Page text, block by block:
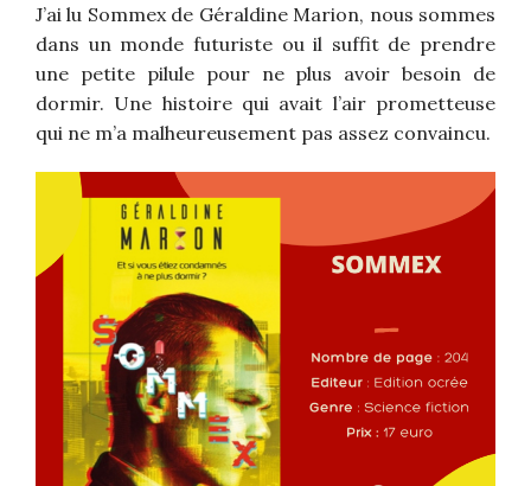
J’ai lu Sommex de Géraldine Marion, nous sommes
dans un monde futuriste ou il suffit de prendre
une petite pilule pour ne plus avoir besoin de
dormir. Une histoire qui avait l’air prometteuse
qui ne m’a malheureusement pas assez convaincu.